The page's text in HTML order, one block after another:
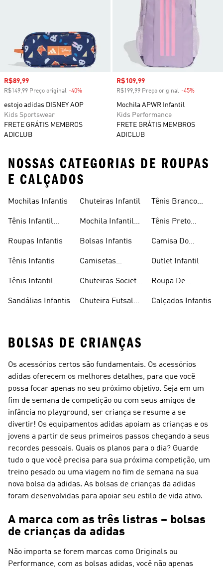
Preço com desconto
R$89,99
R$149,99 Preço original -40%
estojo adidas DISNEY AOP
Kids Sportswear
FRETE GRÁTIS MEMBROS
ADICLUB
Preço com desconto
R$109,99
R$199,99 Preço original -45%
Mochila APWR Infantil
Kids Performance
FRETE GRÁTIS MEMBROS
ADICLUB
NOSSAS CATEGORIAS DE ROUPAS
E CALÇADOS
Mochilas Infantis
Tênis Infantil
Roupas Infantis
Tênis Infantis
Tênis Infantil
Sandálias Infantis
Chuteiras Infantil
Mochila Infantil
Bolsas Infantis
Camisetas
Chuteiras Society
Chuteira Futsal
Tênis Branco
Tênis Preto
Camisa Do
Outlet Infantil
Roupa De
Calçados Infantis
BOLSAS DE CRIANÇAS
Os acessórios certos são fundamentais. Os acessórios
adidas oferecem os melhores detalhes, para que você
possa focar apenas no seu próximo objetivo. Seja em um
fim de semana de competição ou com seus amigos de
infância no playground, ser criança se resume a se
divertir! Os equipamentos adidas apoiam as crianças e os
jovens a partir de seus primeiros passos chegando a seus
recordes pessoais. Quais os planos para o dia? Guarde
tudo o que você precisa para sua próxima competição, um
treino pesado ou uma viagem no fim de semana na sua
nova bolsa da adidas. As bolsas de crianças da adidas
foram desenvolvidas para apoiar seu estilo de vida ativo.
A marca com as três listras – bolsas
de crianças da adidas
Não importa se forem marcas como Originals ou
Performance, com as bolsas adidas, você não apenas